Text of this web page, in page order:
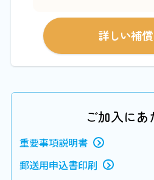
詳しい補
ご加入にあ
重要事項説明書
郵送用申込書印刷